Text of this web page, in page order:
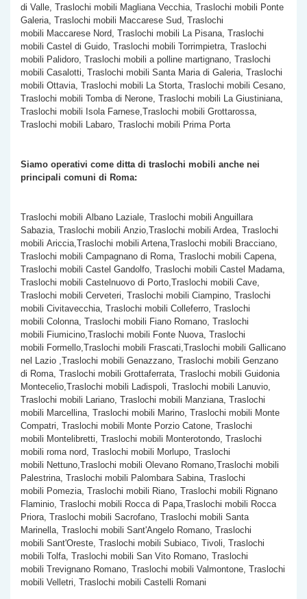
di Valle, Traslochi mobili Magliana Vecchia, Traslochi mobili Ponte
Galeria, Traslochi mobili Maccarese Sud, Traslochi
mobili Maccarese Nord, Traslochi mobili La Pisana, Traslochi
mobili Castel di Guido, Traslochi mobili Torrimpietra, Traslochi
mobili Palidoro, Traslochi mobili a polline martignano, Traslochi
mobili Casalotti, Traslochi mobili Santa Maria di Galeria, Traslochi
mobili Ottavia, Traslochi mobili La Storta, Traslochi mobili Cesano,
Traslochi mobili Tomba di Nerone, Traslochi mobili La Giustiniana,
Traslochi mobili Isola Farnese,Traslochi mobili Grottarossa,
Traslochi mobili Labaro, Traslochi mobili Prima Porta
Siamo operativi come ditta di traslochi mobili anche nei
principali comuni di Roma:
Traslochi mobili Albano Laziale, Traslochi mobili Anguillara
Sabazia, Traslochi mobili Anzio,Traslochi mobili Ardea, Traslochi
mobili Ariccia,Traslochi mobili Artena,Traslochi mobili Bracciano,
Traslochi mobili Campagnano di Roma, Traslochi mobili Capena,
Traslochi mobili Castel Gandolfo, Traslochi mobili Castel Madama,
Traslochi mobili Castelnuovo di Porto,Traslochi mobili Cave,
Traslochi mobili Cerveteri, Traslochi mobili Ciampino, Traslochi
mobili Civitavecchia, Traslochi mobili Colleferro, Traslochi
mobili Colonna, Traslochi mobili Fiano Romano, Traslochi
mobili Fiumicino,Traslochi mobili Fonte Nuova, Traslochi
mobili Formello,Traslochi mobili Frascati,Traslochi mobili Gallicano
nel Lazio ,Traslochi mobili Genazzano, Traslochi mobili Genzano
di Roma, Traslochi mobili Grottaferrata, Traslochi mobili Guidonia
Montecelio,Traslochi mobili Ladispoli, Traslochi mobili Lanuvio,
Traslochi mobili Lariano, Traslochi mobili Manziana, Traslochi
mobili Marcellina, Traslochi mobili Marino, Traslochi mobili Monte
Compatri, Traslochi mobili Monte Porzio Catone, Traslochi
mobili Montelibretti, Traslochi mobili Monterotondo, Traslochi
mobili roma nord, Traslochi mobili Morlupo, Traslochi
mobili Nettuno,Traslochi mobili Olevano Romano,Traslochi mobili
Palestrina, Traslochi mobili Palombara Sabina, Traslochi
mobili Pomezia, Traslochi mobili Riano, Traslochi mobili Rignano
Flaminio, Traslochi mobili Rocca di Papa,Traslochi mobili Rocca
Priora, Traslochi mobili Sacrofano, Traslochi mobili Santa
Marinella, Traslochi mobili Sant'Angelo Romano, Traslochi
mobili Sant'Oreste, Traslochi mobili Subiaco, Tivoli, Traslochi
mobili Tolfa, Traslochi mobili San Vito Romano, Traslochi
mobili Trevignano Romano, Traslochi mobili Valmontone, Traslochi
mobili Velletri, Traslochi mobili Castelli Romani